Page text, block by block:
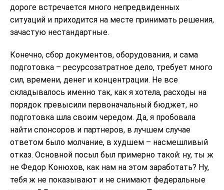
дороге встречается много непредвиденных
ситуаций и приходится на месте принимать решения,
зачастую нестандартные.
Конечно, сбор документов, оборудования, и сама
подготовка – ресурсозатратное дело, требует много
сил, времени, денег и концентрации. Не все
складывалось именно так, как я хотела, расходы на
порядок превысили первоначальный бюджет, но
подготовка шла своим чередом. Да, я пробовала
найти спонсоров и партнеров, в лучшем случае
ответом было молчание, в худшем – насмешливый
отказ. Основной посыл был примерно такой: ну, ты ж
не Федор Конюхов, как нам на этом заработать? Ну,
тебя ж не показывают и не снимают федеральные